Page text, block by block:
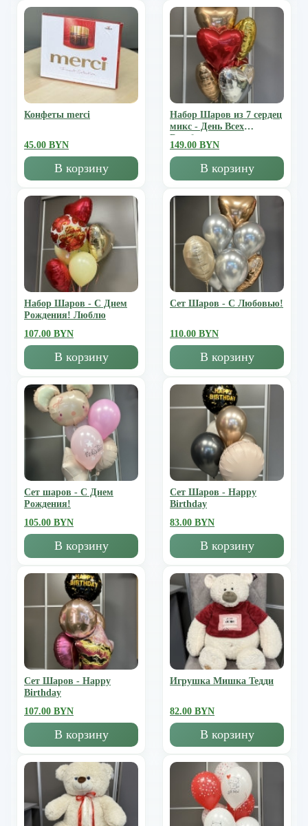
Конфеты merci
45.00 BYN
В корзину
Набор Шаров из 7 сердец
микс - День Всех
Влюбленных
149.00 BYN
В корзину
Набор Шаров - С Днем
Рождения! Люблю
107.00 BYN
В корзину
Сет Шаров - С Любовью!
110.00 BYN
В корзину
Сет шаров - С Днем
Рождения!
105.00 BYN
В корзину
Сет Шаров - Happy
Birthday
83.00 BYN
В корзину
Сет Шаров - Happy
Birthday
107.00 BYN
В корзину
Игрушка Мишка Тедди
82.00 BYN
В корзину